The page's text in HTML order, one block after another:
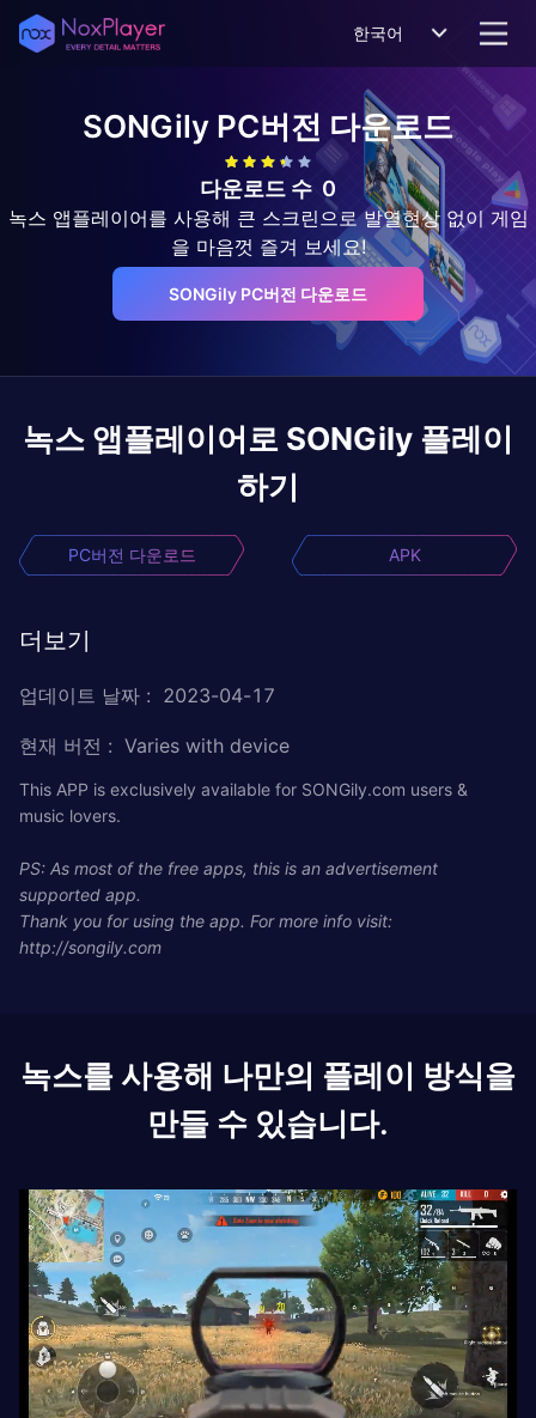
한국어
SONGily PC버전 다운로드
다운로드 수 0
녹스 앱플레이어를 사용해 큰 스크린으로 발열현상 없이 게임
을 마음껏 즐겨 보세요!
SONGily PC버전 다운로드
녹스 앱플레이어로 SONGily 플레이
하기
PC버전 다운로드 APK
더보기
업데이트 날짜 : 2023-04-17
현재 버전 : Varies with device
This APP is exclusively available for SONGily.com users &
music lovers.
PS: As most of the free apps, this is an advertisement
supported app.
Thank you for using the app. For more info visit:
http://songily.com
녹스를 사용해 나만의 플레이 방식을
만들 수 있습니다.